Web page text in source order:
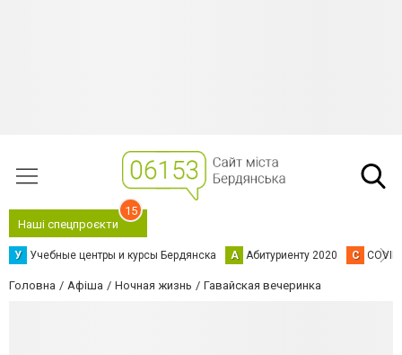
Наші спецпроєкти
15
У Учебные центры и курсы Бердянска А Абитуриенту 2020 C
Головна Афіша Ночная жизнь Гавайская вечеринка